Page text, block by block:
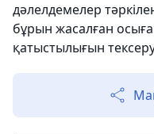
дәлелдемелер
бұрын жасалған
қатыстылығын тексеру